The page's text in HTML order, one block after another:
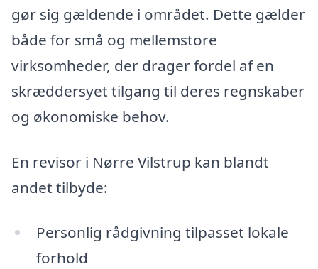
gør sig gældende i området. Dette gælder
både for små og mellemstore
virksomheder, der drager fordel af en
skræddersyet tilgang til deres regnskaber
og økonomiske behov.
En revisor i Nørre Vilstrup kan blandt
andet tilbyde:
Personlig rådgivning tilpasset lokale
forhold